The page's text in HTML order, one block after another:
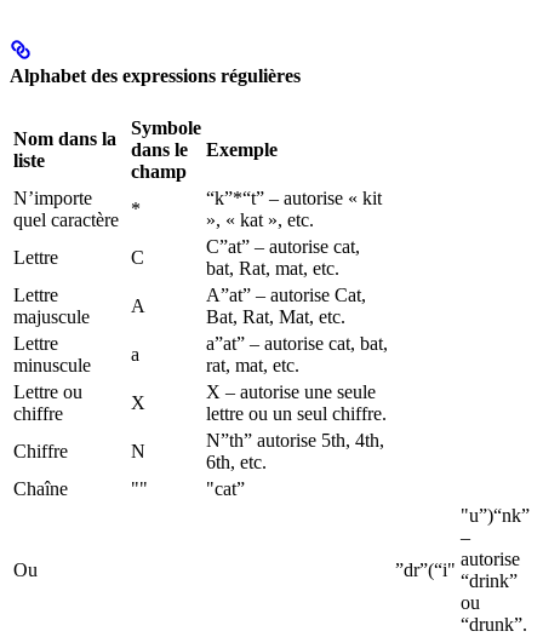
Alphabet des expressions régulières
Nom dans la
liste
Symbole
dans le
champ
Exemple
N’importe
quel caractère
*
“k”*“t” – autorise « kit
», « kat », etc.
Lettre
C
C”at” – autorise cat,
bat, Rat, mat, etc.
Lettre
majuscule
A
A”at” – autorise Cat,
Bat, Rat, Mat, etc.
Lettre
minuscule
a
a”at” – autorise cat, bat,
rat, mat, etc.
Lettre ou
chiffre
X
X – autorise une seule
lettre ou un seul chiffre.
Chiffre
N
N”th” autorise 5th, 4th,
6th, etc.
Chaîne
"" "cat”
Ou ”dr”(“i"
"u”)“nk”
–
autorise
“drink”
ou
“drunk”.